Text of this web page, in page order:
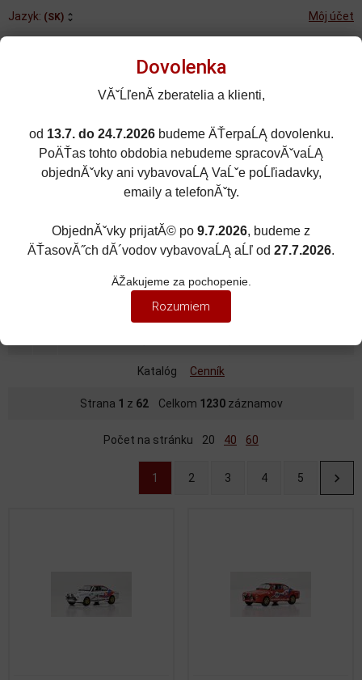
Jazyk: (SK) Môj účet
kusov
Rozšírené vyhľadávanie
Porovnané (0)
Obľúbené (0)
OSOBNÉ AUTÁ
Katalóg Cenník
Strana 1 z 62Celkom 1230záznamov
Počet na stránku 20 40 60
1 2 3 4 5
Dovolenka
VĂˇĹľenĂ­ zberatelia a klienti,
od 13.7. do 24.7.2026budeme ÄŤerpaĹĄ dovolenku.
PoÄŤas tohto obdobia nebudeme spracovĂˇvaĹĄ
objednĂˇvky ani vybavovaĹĄ VaĹˇe poĹľiadavky,
emaily a telefonĂˇty.
ObjednĂˇvky prijatĂ© po 9.7.2026, budeme z
ÄŤasovĂ˝ch dĂ´vodov vybavovaĹĄ aĹľ od 27.7.2026.
ÄŽakujeme za pochopenie.
Rozumiem